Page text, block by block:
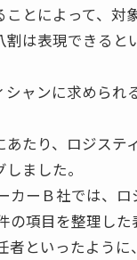
ことによって、対
は表現できると
ャンに求められ
あたり、ロジステ
ました。
カーＢ社では、
の項目を整理した
者といったように